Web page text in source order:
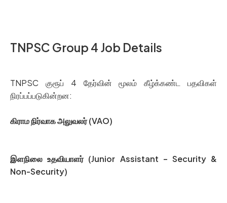
TNPSC Group 4 Job Details
TNPSC குரூப் 4 தேர்வின் மூலம் கீழ்க்கண்ட பதவிகள்
நிரப்பப்படுகின்றன:
கிராம நிர்வாக அலுவலர் (VAO)
இளநிலை உதவியாளர் (Junior Assistant – Security &
Non-Security)